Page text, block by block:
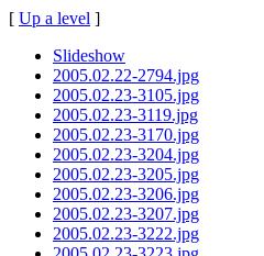
[ Up a level ]
Slideshow
2005.02.22-2794.jpg
2005.02.23-3105.jpg
2005.02.23-3119.jpg
2005.02.23-3170.jpg
2005.02.23-3204.jpg
2005.02.23-3205.jpg
2005.02.23-3206.jpg
2005.02.23-3207.jpg
2005.02.23-3222.jpg